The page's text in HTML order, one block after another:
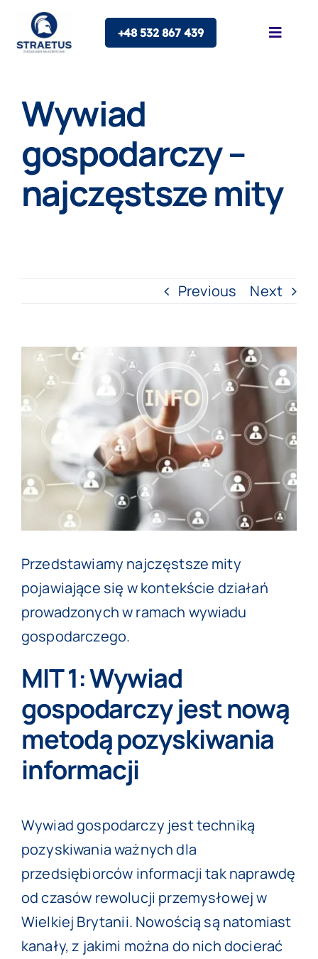
content
+48 532 867 439
Toggle
Oferta
Franczyza
Wywiad
gospodarczy –
najczęstsze mity
Previous Next
View
Larger
Image
Przedstawiamy najczęstsze mity
pojawiające się w kontekście działań
prowadzonych w ramach wywiadu
gospodarczego.
MIT 1: Wywiad
gospodarczy jest nową
metodą pozyskiwania
informacji
Wywiad gospodarczy jest techniką
pozyskiwania ważnych dla
przedsiębiorców informacji tak naprawdę
od czasów rewolucji przemysłowej w
Wielkiej Brytanii. Nowością są natomiast
kanały, z jakimi można do nich docierać